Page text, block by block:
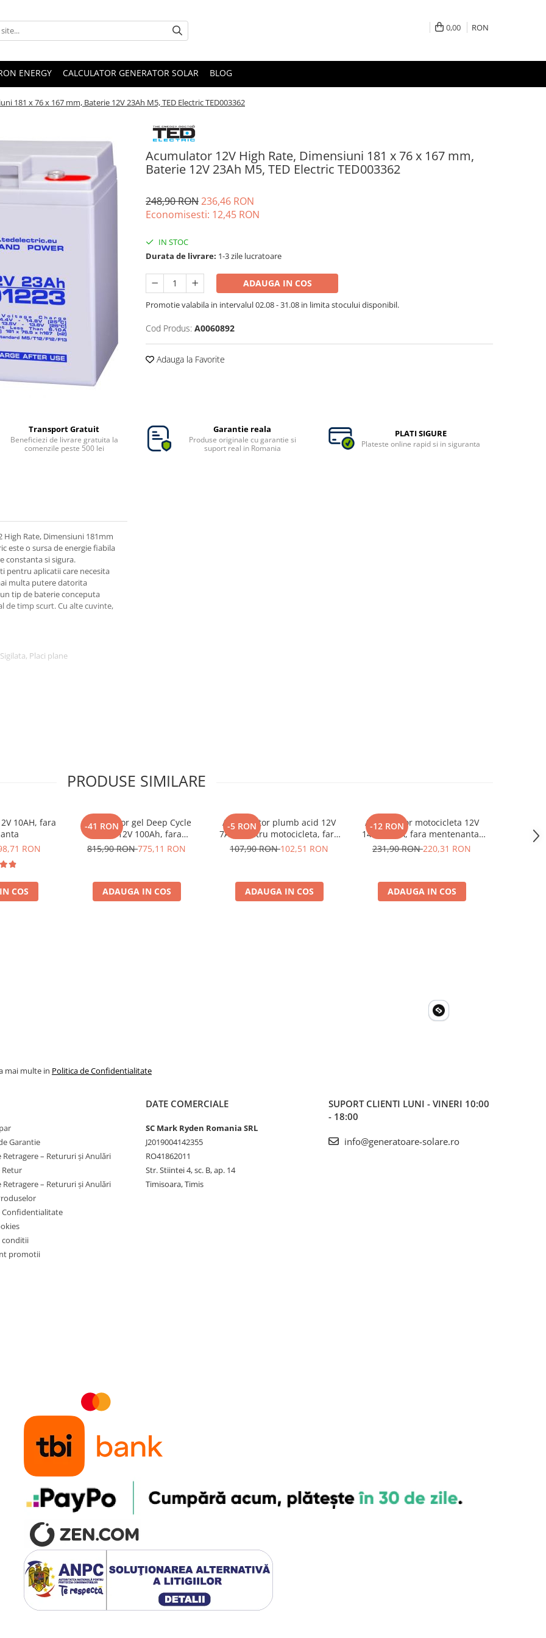
0,00 RON
ENERGY CALCULATOR GENERATOR SOLAR BLOG
181 x 76 x 167 mm, Baterie 12V 23Ah M5, TED Electric TED003362
Acumulator 12V High Rate, Dimensiuni 181 x 76 x 167 mm,
Baterie 12V 23Ah M5, TED Electric TED003362
248,90 RON236,46 RON
Economisesti: 12,45 RON
IN STOC
Durata de livrare: 1-3 zile lucratoare
ADAUGA IN COS
Promotie valabila in intervalul 02.08 - 31.08 in limita stocului disponibil.
Cod Produs: A0060892
Adauga la Favorite
Transport Gratuit
Beneficiezi de livrare gratuita la
comenzile peste 500 lei
Garantie reala
Produse originale cu garantie si
suport real in Romania
PLATI SIGURE
Plateste online rapid si in siguranta
High Rate, Dimensiuni 181mm
este o sursa de energie fiabila
constanta si sigura.
pentru aplicatii care necesita
multa putere datorita
tip de baterie conceputa
de timp scurt. Cu alte cuvinte,
Placi plane
(700 cicluri), Descarcare 80%
de lunga durata
inainte de
PRODUSE SIMILARE
10AH, fara
RON
COS
-41 RON
Acumulator gel Deep Cycle
Rebel 12V 100Ah, fara
mentenanta, 333 x 173 x 222
815,90 RON775,11 RON
ADAUGA IN COS
-5 RON
Acumulator plumb acid 12V
7Ah, pentru motocicleta, fara
mentenanta, 100 x 160 x 90 mm
107,90 RON102,51 RON
ADAUGA IN COS
-12 RON
Acumulator motocicleta 12V
14Ah 160A, fara mentenanta,
150x87x145 mm
231,90 RON220,31 RON
ADAUGA IN COS
mai multe in Politica de Confidentialitate
Garantie
Retragere – Retururi și Anulări
Retur
Retragere – Retururi și Anulări
Confidentialitate
conditii
promotii
DATE COMERCIALE
SC Mark Ryden Romania SRL
J2019004142355
RO41862011
Str. Stiintei 4, sc. B, ap. 14
Timisoara, Timis
SUPORT CLIENTI LUNI - VINERI 10:00
- 18:00
info@generatoare-solare.ro